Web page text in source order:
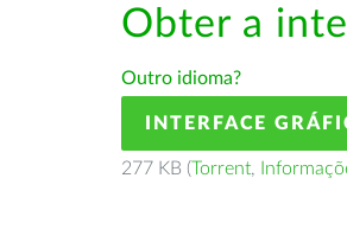
Obter a
Outro idioma?
INTERFACE
277 KB (Torrent,